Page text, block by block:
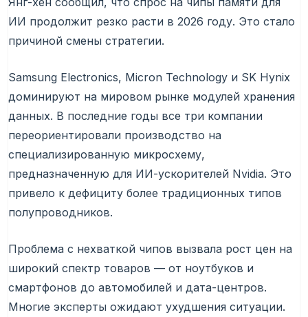
ИИ продолжит резко расти в 2026 году. Это стало
причиной смены стратегии.
Samsung Electronics, Micron Technology и SK Hynix
доминируют на мировом рынке модулей хранения
данных. В последние годы все три компании
переориентировали производство на
специализированную микросхему,
предназначенную для ИИ-ускорителей Nvidia. Это
привело к дефициту более традиционных типов
полупроводников.
Проблема с нехваткой чипов вызвала рост цен на
широкий спектр товаров — от ноутбуков и
смартфонов до автомобилей и дата-центров.
Многие эксперты ожидают ухудшения ситуации.